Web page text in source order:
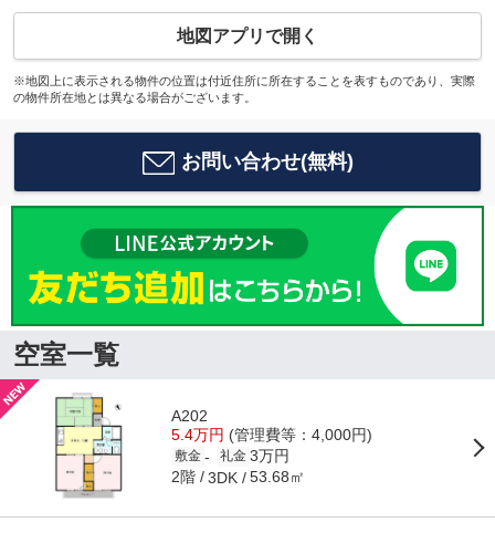
地図アプリで開く
※地図上に表示される物件の位置は付近住所に所在することを表すものであり、実際
の物件所在地とは異なる場合がございます。
お問い合わせ(無料)
空室一覧
A202
5.4万円 (管理費等：4,000円)
敷金 - 礼金 3万円
2階 3DK 53.68㎡